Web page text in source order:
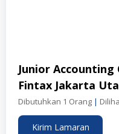
Junior Accounting
Fintax Jakarta
Dibutuhkan 1 Orang |
Kirim Lamaran